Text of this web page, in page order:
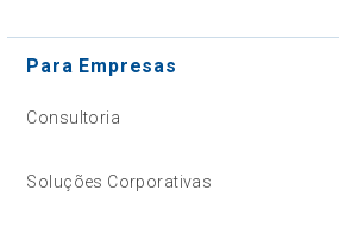
Para Empresas
Consultoria
Soluções Corporativas